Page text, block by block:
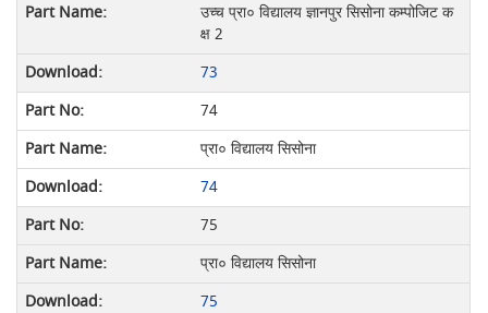
उच्च प्रा० विद्यालय ज्ञानपुर सिसोना कम्पोजिट क
क्ष 2
73
74
प्रा० विद्यालय सिसोना
74
75
प्रा० विद्यालय सिसोना
75